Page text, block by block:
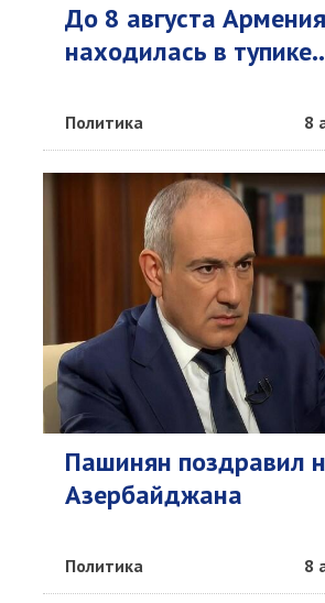
До 8 августа Армения
находилась в
Политика 8
Пашинян поздравил
Азербайджана
Политика 8